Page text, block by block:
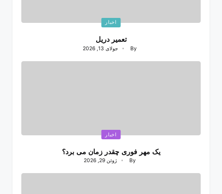
Posted
اخبار
تعمیر دریل
Posted
By جولای 13, 2026
Posted
اخبار
یک مهر فوری چقدر زمان می برد؟
Posted
By ژوئن 29, 2026